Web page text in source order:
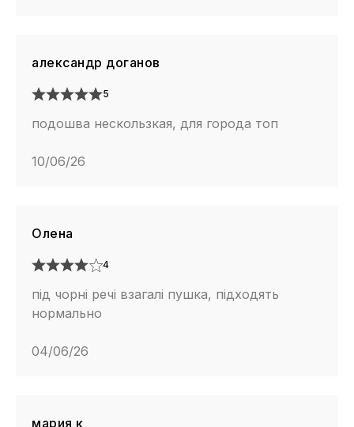
александр доганов
5
подошва нескользкая, для города топ
10/06/26
Олена
4
під чорні речі взагалі пушка, підходять
нормально
04/06/26
мария к